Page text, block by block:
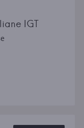
IGT